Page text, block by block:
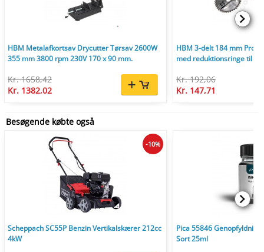
HBM Metalafkortsav Drycutter Tørsav 2600W
355 mm 3800 rpm 230V 170 x 90 mm.
Kr. 1658,42
Kr. 1382,02
HBM 3-delt 184 mm Profi
med reduktionsringe til
Kr. 192,06
Kr. 147,71
Besøgende købte også
Scheppach SC55P Benzin Vertikalskærer 212cc
4kW
-10%
Pica 55846
Sort 25ml